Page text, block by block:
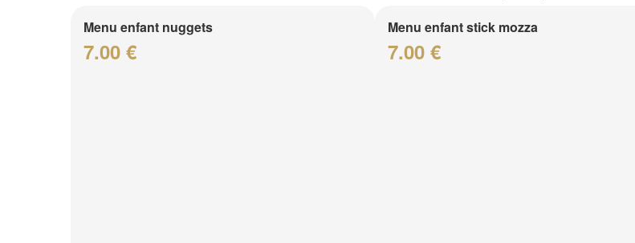
Menu enfant nuggets
7.00 €
Menu enfant stick mozza
7.00 €